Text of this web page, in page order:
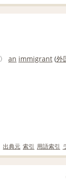
〉 an immigrant (外
出典元 索引 用語索引